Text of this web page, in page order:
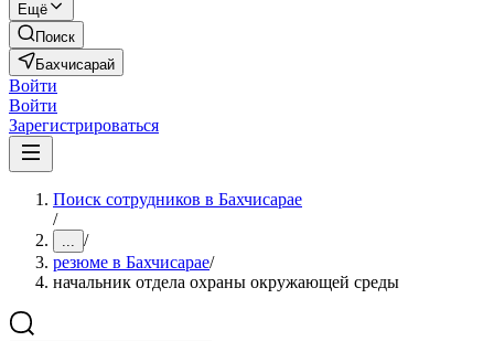
Ещё
Поиск
Бахчисарай
Войти
Войти
Зарегистрироваться
Поиск сотрудников в Бахчисарае
/
... /
резюме в Бахчисарае/
начальник отдела охраны окружающей среды